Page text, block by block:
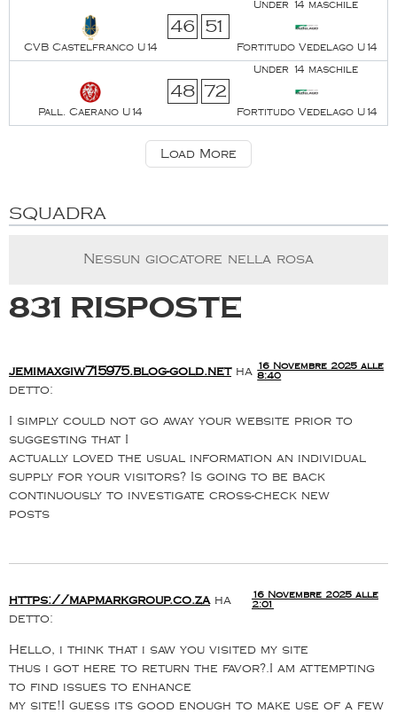
Under 14 maschile
CVB Castelfranco U14
46 51
Fortitudo Vedelago U14
Under 14 maschile
Pall. Caerano U14
48 72
Fortitudo Vedelago U14
Load More
SQUADRA
Nessun giocatore nella rosa
831 risposte
jemimaxgiw715975.blog-gold.net ha
detto:
16 Novembre 2025 alle
8:40
I simply could not go away your website prior to
suggesting that I
actually loved the usual information an individual
supply for your visitors? Is going to be back
continuously to investigate cross-check new
posts
https://mapmarkgroup.co.za ha
detto:
16 Novembre 2025 alle
2:01
Hello, i think that i saw you visited my site
thus i got here to return the favor?.I am attempting
to find issues to enhance
my site!I guess its good enough to make use of a few